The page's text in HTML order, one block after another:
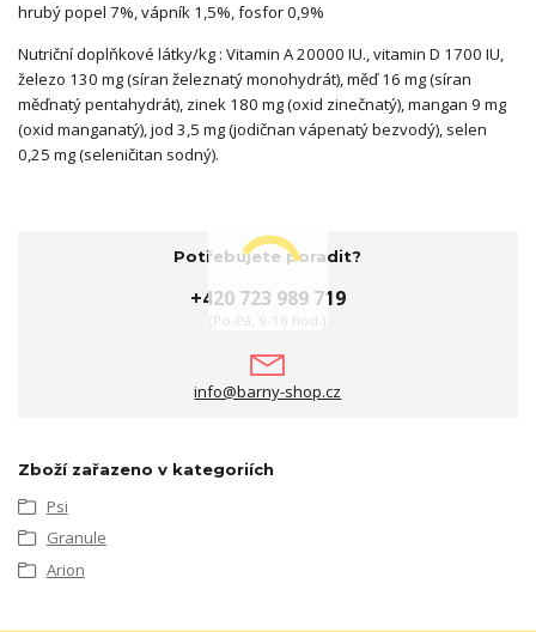
hrubý popel 7%, vápník 1,5%, fosfor 0,9%
Nutriční doplňkové látky/kg : Vitamin A 20000 IU., vitamin D 1700 IU,
železo 130 mg (síran železnatý monohydrát), měď 16 mg (síran
měďnatý pentahydrát), zinek 180 mg (oxid zinečnatý), mangan 9 mg
(oxid manganatý), jod 3,5 mg (jodičnan vápenatý bezvodý), selen
0,25 mg (seleničitan sodný).
Potřebujete poradit?
+420 723 989 719
(Po-Pá, 9-16 hod.)
info@barny-shop.cz
Zboží zařazeno v kategoriích
Psi
Granule
Arion